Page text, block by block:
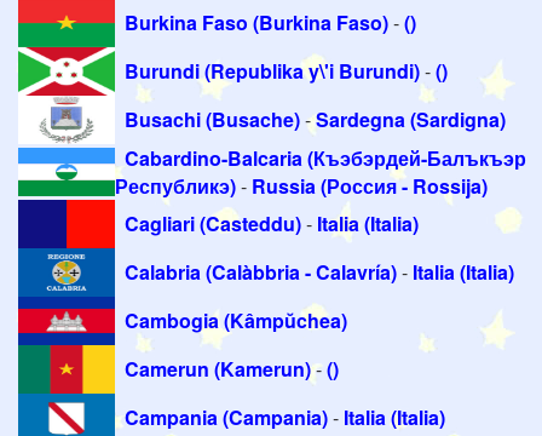
Burkina Faso (Burkina Faso)-()
Burundi (Republika y\'i Burundi)-()
Busachi (Busache)-Sardegna (Sardigna)
Cabardino-Balcaria (Къэбэрдей-Балъкъэр
Республикэ)- Russia (Россия - Rossija)
Cagliari (Casteddu)- Italia (Italia)
Calabria (Calàbbria - Calavría)- Italia (Italia)
Cambogia (Kâmpŭchea)
Camerun (Kamerun)-()
Campania (Campania)- Italia (Italia)